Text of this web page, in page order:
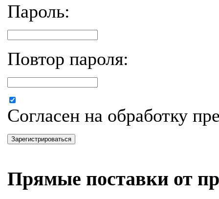
Пароль:
Повтор пароля:
Согласен на обработку
Зарегистрироваться
Прямые поставки от